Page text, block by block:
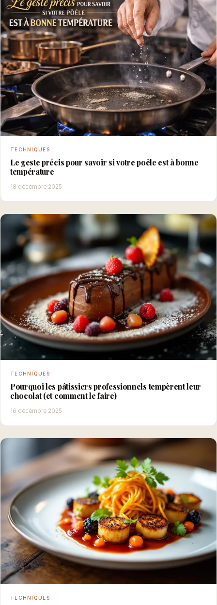
TECHNIQUES
Le geste précis pour savoir si votre poêle est à bonne
température
18 décembre 2025
TECHNIQUES
Pourquoi les pâtissiers professionnels tempèrent leur
chocolat (et comment le faire)
16 décembre 2025
TECHNIQUES